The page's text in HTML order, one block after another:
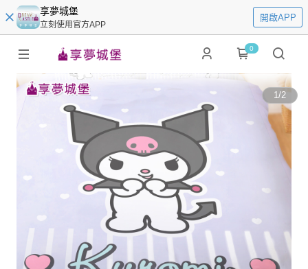
享夢城堡
立刻使用官方APP
開啟APP
0
1/2